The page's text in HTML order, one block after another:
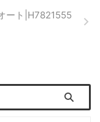
ート|H7821555